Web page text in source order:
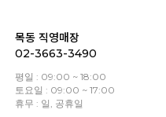
목동 직영매장
02-3663-3490
평일 : 09:00 ~ 18:00
토요일 : 09:00 ~ 17:00
휴무 : 일, 공휴일